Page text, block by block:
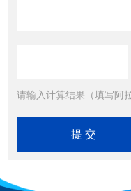
请输入计算结果（填写阿